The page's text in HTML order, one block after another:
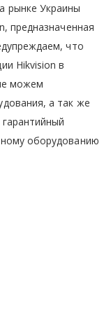
рынке Украины
предназначенная
что
Hikvision в
можем
а так же
оборудованию